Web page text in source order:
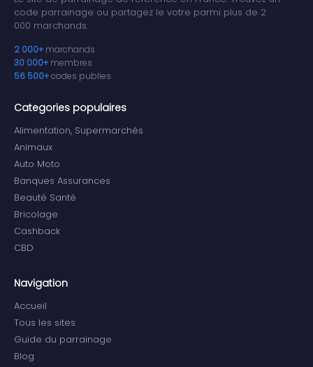
code parrainage ou partagez le votre parmi plus de 2
000 marchands.
2 000+ marchands
30 000+ membres
56 500+codes publies
Categories populaires
Alimentation, Supermarchés
Animaux
Auto Moto
Banques Assurances
Beauté Santé
Bricolage
Cashback
CBD
Navigation
Accueil
Tous les sites
Guide du parrainage
Blog